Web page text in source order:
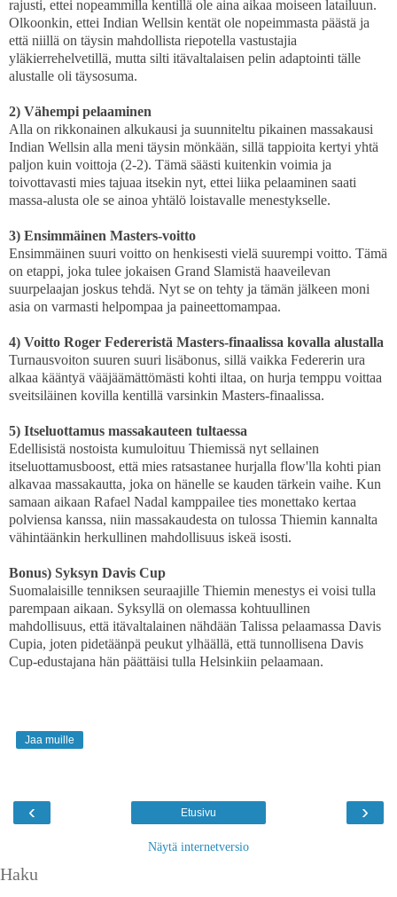
rajusti, ettei nopeammilla kentillä ole aina aikaa moiseen latailuun.
Olkoonkin, ettei Indian Wellsin kentät ole nopeimmasta päästä ja
että niillä on täysin mahdollista riepotella vastustajia
yläkierrehelvetillä, mutta silti itävaltalaisen pelin adaptointi tälle
alustalle oli täysosuma.
2) Vähempi pelaaminen
Alla on rikkonainen alkukausi ja suunniteltu pikainen massakausi
Indian Wellsin alla meni täysin mönkään, sillä tappioita kertyi yhtä
paljon kuin voittoja (2-2). Tämä säästi kuitenkin voimia ja
toivottavasti mies tajuaa itsekin nyt, ettei liika pelaaminen saati
massa-alusta ole se ainoa yhtälö loistavalle menestykselle.
3) Ensimmäinen Masters-voitto
Ensimmäinen suuri voitto on henkisesti vielä suurempi voitto. Tämä
on etappi, joka tulee jokaisen Grand Slamistä haaveilevan
suurpelaajan joskus tehdä. Nyt se on tehty ja tämän jälkeen moni
asia on varmasti helpompaa ja paineettomampaa.
4) Voitto Roger Federeristä Masters-finaalissa kovalla alustalla
Turnausvoiton suuren suuri lisäbonus, sillä vaikka Federerin ura
alkaa kääntyä vääjäämättömästi kohti iltaa, on hurja temppu voittaa
sveitsiläinen kovilla kentillä varsinkin Masters-finaalissa.
5) Itseluottamus massakauteen tultaessa
Edellisistä nostoista kumuloituu Thiemissä nyt sellainen
itseluottamusboost, että mies ratsastanee hurjalla flow'lla kohti pian
alkavaa massakautta, joka on hänelle se kauden tärkein vaihe. Kun
samaan aikaan Rafael Nadal kamppailee ties monettako kertaa
polviensa kanssa, niin massakaudesta on tulossa Thiemin kannalta
vähintäänkin herkullinen mahdollisuus iskeä isosti.
Bonus) Syksyn Davis Cup
Suomalaisille tenniksen seuraajille Thiemin menestys ei voisi tulla
parempaan aikaan. Syksyllä on olemassa kohtuullinen
mahdollisuus, että itävaltalainen nähdään Talissa pelaamassa Davis
Cupia, joten pidetäänpä peukut ylhäällä, että tunnollisena Davis
Cup-edustajana hän päättäisi tulla Helsinkiin pelaamaan.
Jaa muille
‹ ›
Etusivu
Näytä internetversio
Haku